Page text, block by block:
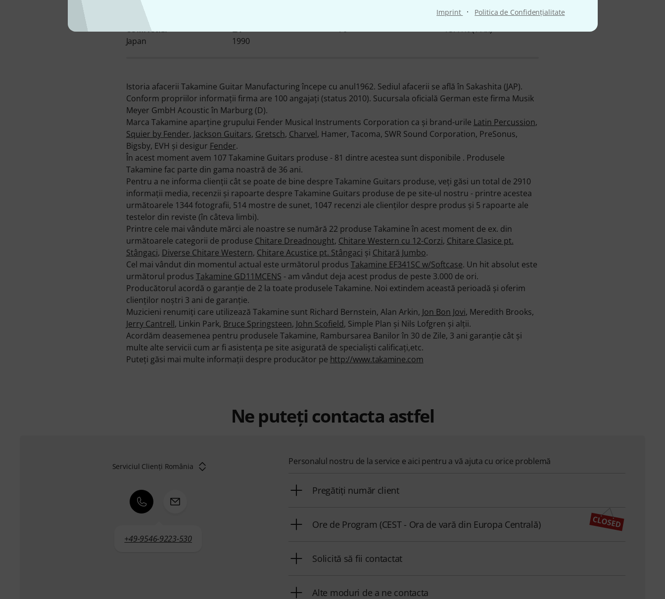
Imprint · Politica de Confidenţialitate
SEDIUL CENTRAL AL
COMPANIEI
Japan
LA
1990
70+
Ø DISPONIBILITATE
73.41% (1 An)
Istoria afacerii Takamine Guitar Manufacturing începe cu anul1962. Sediul afacerii se află în Sakashita (JAP).
Conform propriilor informaţii firma are 100 angajaţi (status 2010). Sucursala oficială German este firma Musik
Meyer GmbH Acoustic în Marburg (D).
Marca Takamine aparţine grupului Fender Musical Instruments Corporation ca şi brand-urile Latin Percussion,
Squier by Fender, Jackson Guitars, Gretsch, Charvel, Hamer, Tacoma, SWR Sound Corporation, PreSonus,
Bigsby, EVH şi desigur Fender.
În acest moment avem 107 Takamine Guitars produse - 81 dintre acestea sunt disponibile . Produsele
Takamine fac parte din gama noastră de 36 ani.
Pentru a ne informa clienţii cât se poate de bine despre Takamine Guitars produse, veţi găsi un total de 2910
informaţii media, recenzii şi rapoarte despre Takamine Guitars produse de pe site-ul nostru - printre acestea
următoarele 1344 fotografii, 514 mostre de sunet, 1047 recenzi ale clienţilor despre produs şi 5 rapoarte ale
testelor din reviste (în câteva limbi).
Printre cele mai vândute mărci ale noastre se numără 22 produse Takamine în acest moment de ex. din
următoarele categorii de produse Chitare Dreadnought, Chitare Western cu 12-Corzi, Chitare Clasice pt.
Stângaci, Diverse Chitare Western, Chitare Acustice pt. Stângaci şi Chitară Jumbo.
Cel mai vândut din momentul actual este următorul produs Takamine EF341SC w/Softcase. Un hit absolut este
următorul produs Takamine GD11MCENS - am vândut deja acest produs de peste 3.000 de ori.
Producătorul acordă o garanţie de 2 la toate produsele Takamine. Noi extindem această perioadă şi oferim
clienţilor noştri 3 ani de garanţie.
Muzicieni renumiţi care utilizează Takamine sunt Richard Bernstein, Alan Arkin, Jon Bon Jovi, Meredith Brooks,
Jerry Cantrell, Linkin Park, Bruce Springsteen, John Scofield, Simple Plan şi Nils Lofgren şi alţii.
Acordăm deasemenea pentru produsele Takamine, Rambursarea Banilor în 30 de Zile, 3 ani garanţie cât şi
multe alte servicii cum ar fi asistenţa pe site asigurată de specialişti calificaţi,etc.
Puteți găsi mai multe informații despre producător pe http://www.takamine.com
Ne puteți contacta astfel
Serviciul Clienți România
+49-9546-9223-530
Personalul nostru de la service e aici pentru a vă ajuta cu orice problemă
Pregătiți număr client
Ore de Program (CEST - Ora de vară din Europa Centrală)
Solicită să fii contactat
Alte moduri de a ne contacta